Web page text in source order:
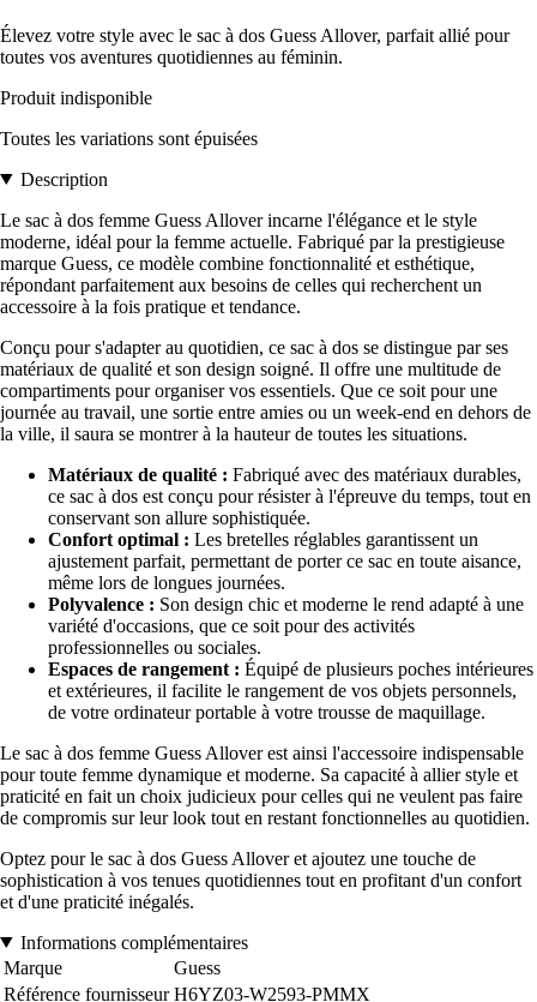
Élevez votre style avec le sac à dos Guess Allover, parfait allié pour
toutes vos aventures quotidiennes au féminin.
Produit indisponible
Toutes les variations sont épuisées
Description
Le sac à dos femme Guess Allover incarne l'élégance et le style
moderne, idéal pour la femme actuelle. Fabriqué par la prestigieuse
marque Guess, ce modèle combine fonctionnalité et esthétique,
répondant parfaitement aux besoins de celles qui recherchent un
accessoire à la fois pratique et tendance.
Conçu pour s'adapter au quotidien, ce sac à dos se distingue par ses
matériaux de qualité et son design soigné. Il offre une multitude de
compartiments pour organiser vos essentiels. Que ce soit pour une
journée au travail, une sortie entre amies ou un week-end en dehors de
la ville, il saura se montrer à la hauteur de toutes les situations.
Matériaux de qualité : Fabriqué avec des matériaux durables,
ce sac à dos est conçu pour résister à l'épreuve du temps, tout en
conservant son allure sophistiquée.
Confort optimal : Les bretelles réglables garantissent un
ajustement parfait, permettant de porter ce sac en toute aisance,
même lors de longues journées.
Polyvalence : Son design chic et moderne le rend adapté à une
variété d'occasions, que ce soit pour des activités
professionnelles ou sociales.
Espaces de rangement : Équipé de plusieurs poches intérieures
et extérieures, il facilite le rangement de vos objets personnels,
de votre ordinateur portable à votre trousse de maquillage.
Le sac à dos femme Guess Allover est ainsi l'accessoire indispensable
pour toute femme dynamique et moderne. Sa capacité à allier style et
praticité en fait un choix judicieux pour celles qui ne veulent pas faire
de compromis sur leur look tout en restant fonctionnelles au quotidien.
Optez pour le sac à dos Guess Allover et ajoutez une touche de
sophistication à vos tenues quotidiennes tout en profitant d'un confort
et d'une praticité inégalés.
Informations complémentaires
Marque
Guess
Référence fournisseur H6YZ03-W2593-PMMX